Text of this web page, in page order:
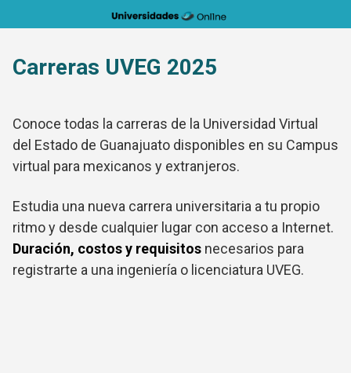
al
Carreras UVEG 2025
Conoce todas la carreras de la Universidad Virtual
del Estado de Guanajuato disponibles en su Campus
virtual para mexicanos y extranjeros.
Estudia una nueva carrera universitaria a tu propio
ritmo y desde cualquier lugar con acceso a Internet.
Duración, costos y requisitos necesarios para
registrarte a una ingeniería o licenciatura UVEG.